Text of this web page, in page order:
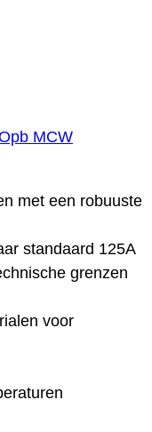
MCW
met een robuuste
standaard 125A
grenzen
voor